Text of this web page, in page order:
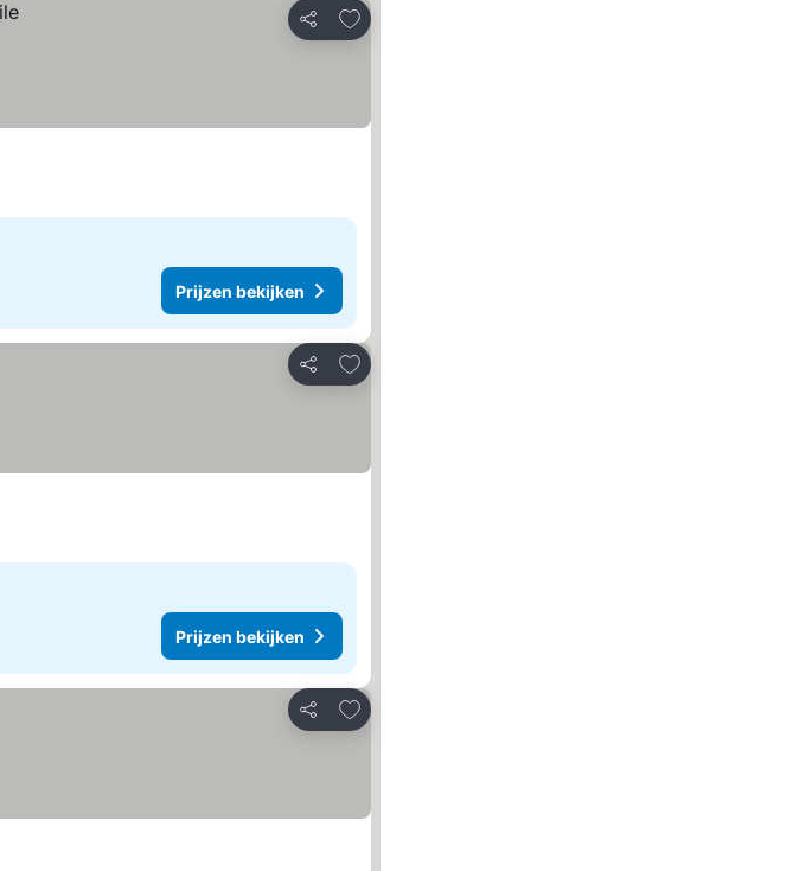
Delen
Toevoegen aan favorieten
Prijzen bekijken
Delen
Toevoegen aan favorieten
Prijzen bekijken
Delen
Toevoegen aan favorieten